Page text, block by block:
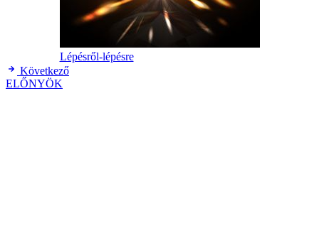
Lépésről-lépésre
Következő
ELŐNYÖK